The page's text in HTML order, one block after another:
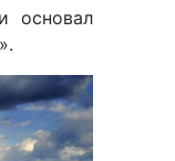
основал